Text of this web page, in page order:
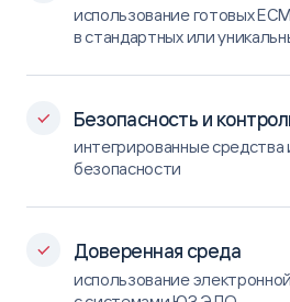
использование готовых
в стандартных или
Безопасность и
интегрированные
безопасности
Доверенная среда
использование